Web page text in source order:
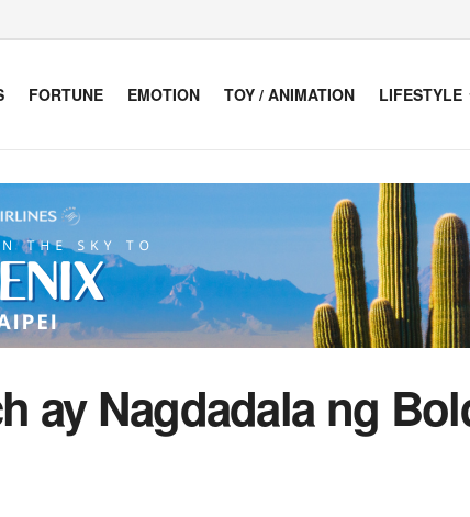
FORTUNE EMOTION TOY / ANIMATION LIFESTYLE
ay Nagdadala ng